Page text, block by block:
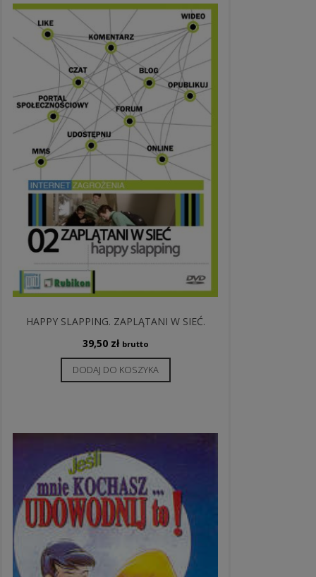
HAPPY SLAPPING. ZAPLĄTANI W SIEĆ.
39,50 zł brutto
DODAJ DO KOSZYKA